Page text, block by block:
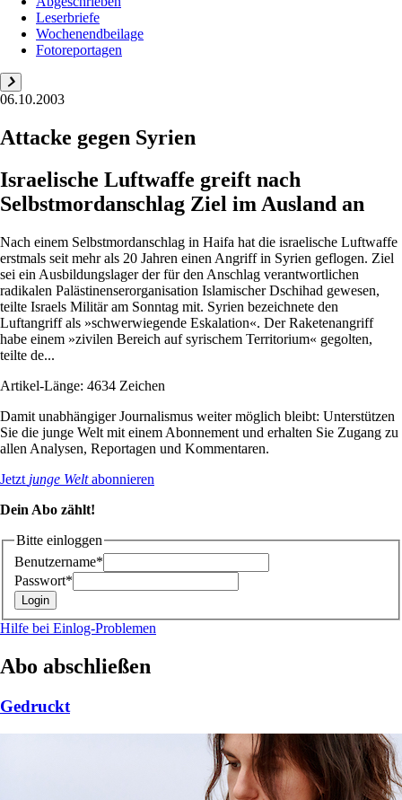
Leserbriefe
Wochenendbeilage
Fotoreportagen
06.10.2003
Attacke gegen Syrien
Israelische Luftwaffe greift nach
Selbstmordanschlag Ziel im Ausland an
Nach einem Selbstmordanschlag in Haifa hat die israelische Luftwaffe
erstmals seit mehr als 20 Jahren einen Angriff in Syrien geflogen. Ziel
sei ein Ausbildungslager der für den Anschlag verantwortlichen
radikalen Palästinenserorganisation Islamischer Dschihad gewesen,
teilte Israels Militär am Sonntag mit. Syrien bezeichnete den
Luftangriff als »schwerwiegende Eskalation«. Der Raketenangriff
habe einem »zivilen Bereich auf syrischem Territorium« gegolten,
teilte de...
Artikel-Länge: 4634 Zeichen
Damit unabhängiger Journalismus weiter möglich bleibt: Unterstützen
Sie die junge Welt mit einem Abonnement und erhalten Sie Zugang zu
allen Analysen, Reportagen und Kommentaren.
Jetzt junge Weltabonnieren
Dein Abo zählt!
Bitte einloggen
Benutzername*
Passwort*
Hilfe bei Einlog-Problemen
Abo abschließen
Gedruckt